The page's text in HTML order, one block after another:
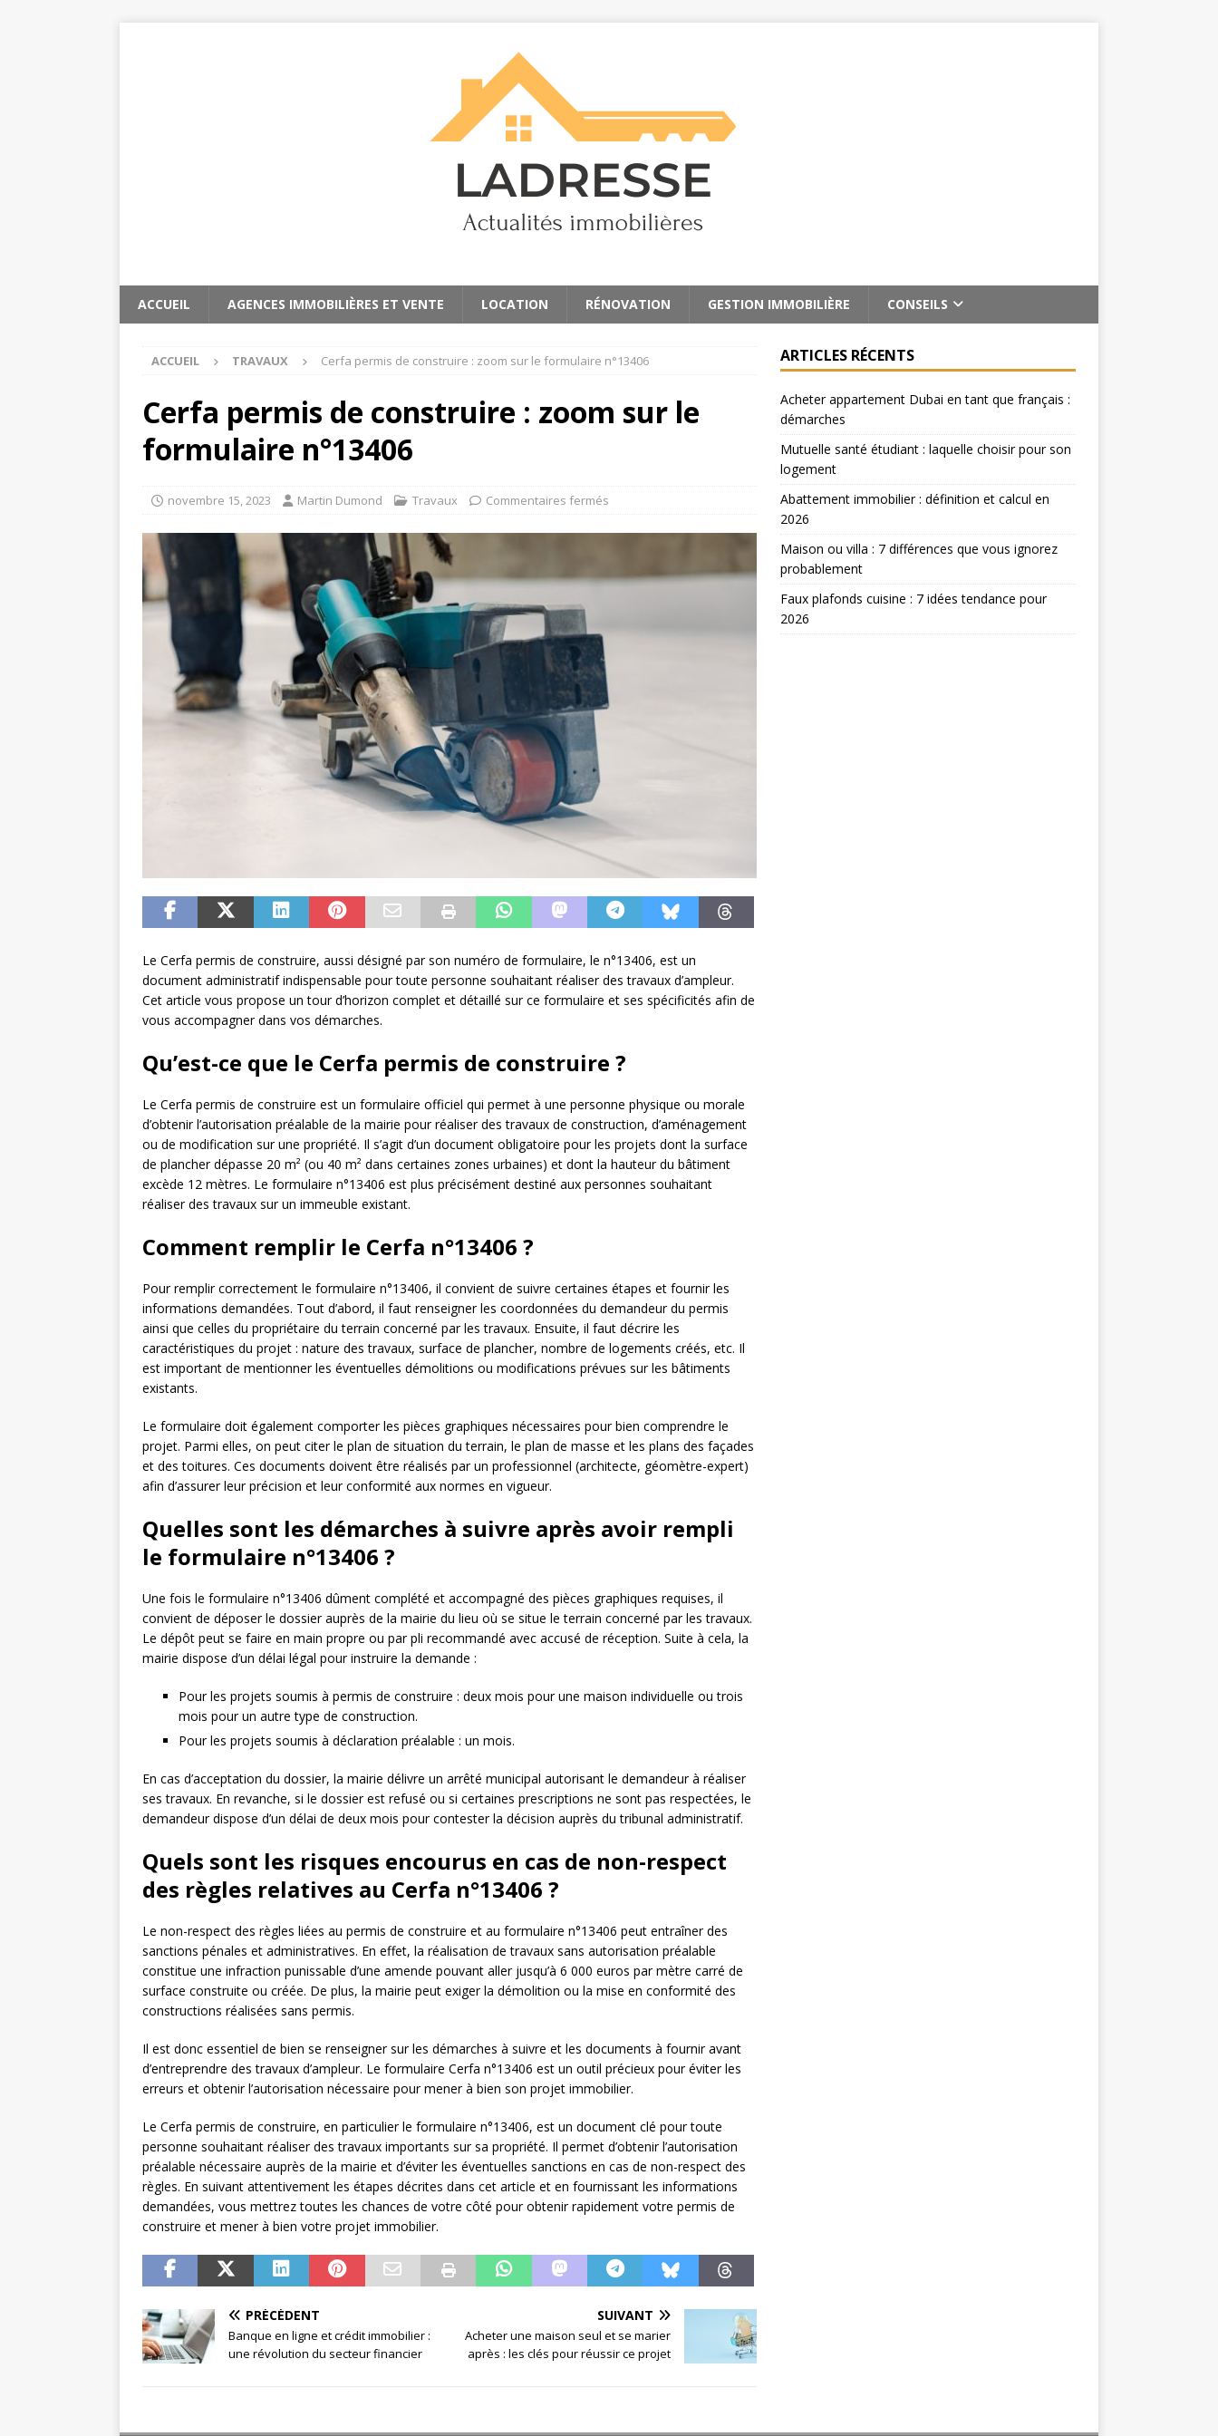
ACCUEIL AGENCES IMMOBILIÈRES ET VENTE LOCATION RÉNOVATION GESTION IMMOBILIÈRE CONSEILS
ACCUEIL TRAVAUX Cerfa permis de construire : zoom sur le formulaire n°13406
Cerfa permis de construire : zoom sur le
formulaire n°13406
novembre 15, 2023 Martin Dumond Travaux Commentaires fermés
Le Cerfa permis de construire, aussi désigné par son numéro de formulaire, le n°13406, est un
document administratif indispensable pour toute personne souhaitant réaliser des travaux d’ampleur.
Cet article vous propose un tour d’horizon complet et détaillé sur ce formulaire et ses spécificités afin de
vous accompagner dans vos démarches.
Qu’est-ce que le Cerfa permis de construire ?
Le Cerfa permis de construire est un formulaire officiel qui permet à une personne physique ou morale
d’obtenir l’autorisation préalable de la mairie pour réaliser des travaux de construction, d’aménagement
ou de modification sur une propriété. Il s’agit d’un document obligatoire pour les projets dont la surface
de plancher dépasse 20 m² (ou 40 m² dans certaines zones urbaines) et dont la hauteur du bâtiment
excède 12 mètres. Le formulaire n°13406 est plus précisément destiné aux personnes souhaitant
réaliser des travaux sur un immeuble existant.
Comment remplir le Cerfa n°13406 ?
Pour remplir correctement le formulaire n°13406, il convient de suivre certaines étapes et fournir les
informations demandées. Tout d’abord, il faut renseigner les coordonnées du demandeur du permis
ainsi que celles du propriétaire du terrain concerné par les travaux. Ensuite, il faut décrire les
caractéristiques du projet : nature des travaux, surface de plancher, nombre de logements créés, etc. Il
est important de mentionner les éventuelles démolitions ou modifications prévues sur les bâtiments
existants.
Le formulaire doit également comporter les pièces graphiques nécessaires pour bien comprendre le
projet. Parmi elles, on peut citer le plan de situation du terrain, le plan de masse et les plans des façades
et des toitures. Ces documents doivent être réalisés par un professionnel (architecte, géomètre-expert)
afin d’assurer leur précision et leur conformité aux normes en vigueur.
Quelles sont les démarches à suivre après avoir rempli
le formulaire n°13406 ?
Une fois le formulaire n°13406 dûment complété et accompagné des pièces graphiques requises, il
convient de déposer le dossier auprès de la mairie du lieu où se situe le terrain concerné par les travaux.
Le dépôt peut se faire en main propre ou par pli recommandé avec accusé de réception. Suite à cela, la
mairie dispose d’un délai légal pour instruire la demande :
Pour les projets soumis à permis de construire : deux mois pour une maison individuelle ou trois
mois pour un autre type de construction.
Pour les projets soumis à déclaration préalable : un mois.
En cas d’acceptation du dossier, la mairie délivre un arrêté municipal autorisant le demandeur à réaliser
ses travaux. En revanche, si le dossier est refusé ou si certaines prescriptions ne sont pas respectées, le
demandeur dispose d’un délai de deux mois pour contester la décision auprès du tribunal administratif.
Quels sont les risques encourus en cas de non-respect
des règles relatives au Cerfa n°13406 ?
Le non-respect des règles liées au permis de construire et au formulaire n°13406 peut entraîner des
sanctions pénales et administratives. En effet, la réalisation de travaux sans autorisation préalable
constitue une infraction punissable d’une amende pouvant aller jusqu’à 6 000 euros par mètre carré de
surface construite ou créée. De plus, la mairie peut exiger la démolition ou la mise en conformité des
constructions réalisées sans permis.
Il est donc essentiel de bien se renseigner sur les démarches à suivre et les documents à fournir avant
d’entreprendre des travaux d’ampleur. Le formulaire Cerfa n°13406 est un outil précieux pour éviter les
erreurs et obtenir l’autorisation nécessaire pour mener à bien son projet immobilier.
Le Cerfa permis de construire, en particulier le formulaire n°13406, est un document clé pour toute
personne souhaitant réaliser des travaux importants sur sa propriété. Il permet d’obtenir l’autorisation
préalable nécessaire auprès de la mairie et d’éviter les éventuelles sanctions en cas de non-respect des
règles. En suivant attentivement les étapes décrites dans cet article et en fournissant les informations
demandées, vous mettrez toutes les chances de votre côté pour obtenir rapidement votre permis de
construire et mener à bien votre projet immobilier.
PRÉCÉDENT
Banque en ligne et crédit immobilier :
une révolution du secteur financier
SUIVANT
Acheter une maison seul et se marier
après : les clés pour réussir ce projet
ARTICLES RÉCENTS
Acheter appartement Dubai en tant que français :
démarches
Mutuelle santé étudiant : laquelle choisir pour son
logement
Abattement immobilier : définition et calcul en
2026
Maison ou villa : 7 différences que vous ignorez
probablement
Faux plafonds cuisine : 7 idées tendance pour
2026